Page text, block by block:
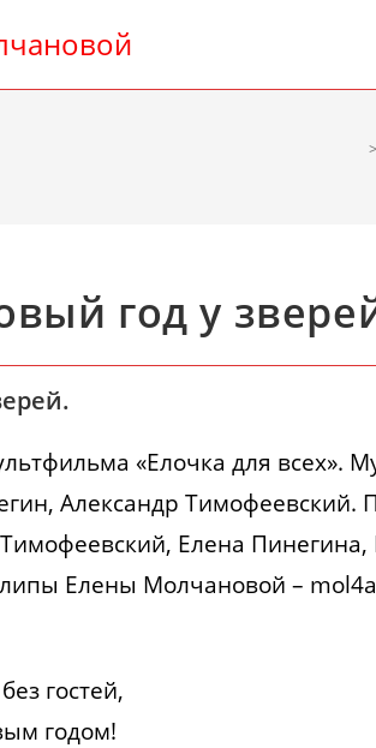
>
год у
«Елочка для всех».
Александр Тимофеевский.
Елена Пинегина,
Елены Молчановой –
гостей,
годом!